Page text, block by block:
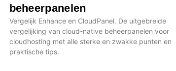
beheerpanelen
Vergelijk Enhance en CloudPanel. De uitgebreide
vergelijking van cloud-native beheerpanelen voor
cloudhosting met alle sterke en zwakke punten en
praktische tips.